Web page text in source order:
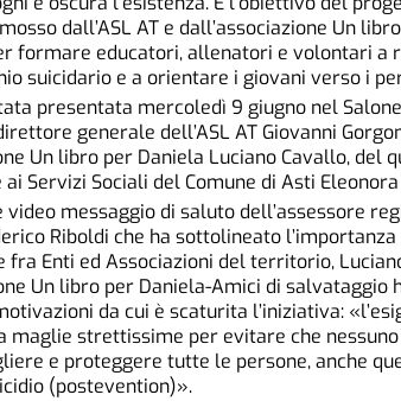
dall’ASL AT e dall’associazione Un
formare educatori, allenatori e volontari a
suicidario e a orientare i giovani verso i
presentata mercoledì 9 giugno nel
generale dell’ASL AT Giovanni
Un libro per Daniela Luciano Cavallo, del
ai Servizi Sociali del Comune di Asti
video messaggio di saluto dell’assessore
Riboldi che ha sottolineato
fra Enti ed Associazioni del territorio,
Un libro per Daniela-Amici di salvataggio
da cui è scaturita l’iniziativa:
maglie strettissime per evitare che
e proteggere tutte le persone, anche
(postevention)».